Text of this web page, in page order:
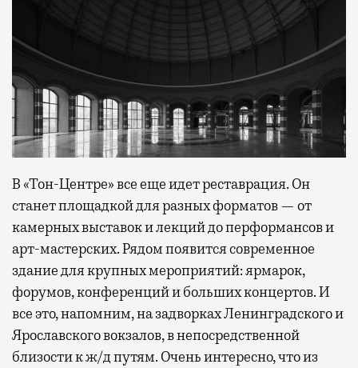
В «Тон-Центре» все еще идет реставрация. Он
станет площадкой для разных форматов — от
камерных выставок и лекций до перформансов и
арт-мастерских. Рядом появится современное
здание для крупных мероприятий: ярмарок,
форумов, конференций и больших концертов. И
все это, напомним, на задворках Ленинградского и
Ярославского вокзалов, в непосредственной
близости к ж/д путям. Очень интересно, что из